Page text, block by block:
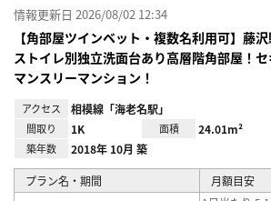
情報更新日 2026/08/02 12:34
【角部屋ツインベット・複数名利用可】藤
ストイレ別独立洗面台あり高層階角部屋！
マンスリーマンション！
アクセス 相模線「海老名駅」
間取り 1K 面積 24.01m²
築年数 2018年 10月 築
プラン名・期間
月額目安